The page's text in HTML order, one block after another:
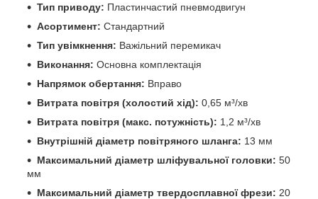
Тип приводу: Пластинчастий пневмодвигун
Асортимент: Стандартний
Тип увімкнення: Важільний перемикач
Виконання: Основна комплектація
Напрямок обертання: Вправо
Витрата повітря (холостий хід): 0,65 м³/хв
Витрата повітря (макс. потужність): 1,2 м³/хв
Внутрішній діаметр повітряного шланга: 13 мм
Максимальний діаметр шліфувальної головки: 50
мм
Максимальний діаметр твердосплавної фрези: 20